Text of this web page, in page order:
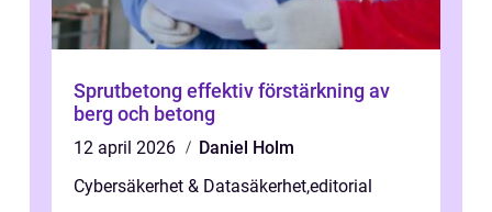
Sprutbetong effektiv förstärkning av
berg och betong
12 april 2026
Daniel Holm
Cybersäkerhet & Datasäkerhet,editorial